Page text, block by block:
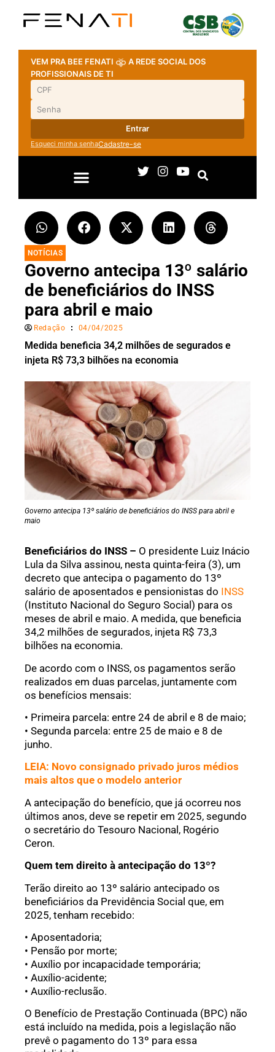
VEM PRA BEE FENATI
A REDE SOCIAL DOS
PROFISSIONAIS DE TI
Entrar
Esqueci minha senhaCadastre-se
NOTÍCIAS
Governo antecipa 13º salário
de beneficiários do INSS
para abril e maio
Redação 04/04/2025
Medida beneficia 34,2 milhões de segurados e
injeta R$ 73,3 bilhões na economia
Governo antecipa 13º salário de beneficiários do INSS para abril e
maio
Beneficiários do INSS – O presidente Luiz Inácio
Lula da Silva assinou, nesta quinta-feira (3), um
decreto que antecipa o pagamento do 13º
salário de aposentados e pensionistas do INSS
(Instituto Nacional do Seguro Social) para os
meses de abril e maio. A medida, que beneficia
34,2 milhões de segurados, injeta R$ 73,3
bilhões na economia.
De acordo com o INSS, os pagamentos serão
realizados em duas parcelas, juntamente com
os benefícios mensais:
• Primeira parcela: entre 24 de abril e 8 de maio;
• Segunda parcela: entre 25 de maio e 8 de
junho.
LEIA: Novo consignado privado juros médios
mais altos que o modelo anterior
A antecipação do benefício, que já ocorreu nos
últimos anos, deve se repetir em 2025, segundo
o secretário do Tesouro Nacional, Rogério
Ceron.
Quem tem direito à antecipação do 13º?
Terão direito ao 13º salário antecipado os
beneficiários da Previdência Social que, em
2025, tenham recebido:
• Aposentadoria;
• Pensão por morte;
• Auxílio por incapacidade temporária;
• Auxílio-acidente;
• Auxílio-reclusão.
O Benefício de Prestação Continuada (BPC) não
está incluído na medida, pois a legislação não
prevê o pagamento do 13º para essa